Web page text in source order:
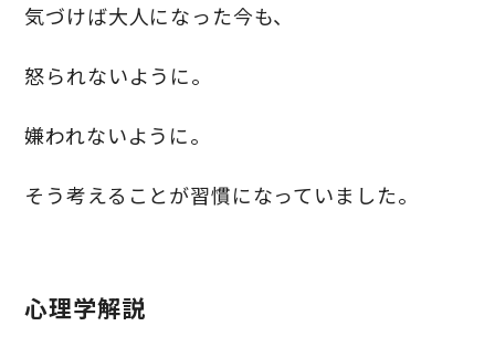
気づけば大人になった今も、
怒られないように。
嫌われないように。
そう考えることが習慣になっていました。
心理学解説